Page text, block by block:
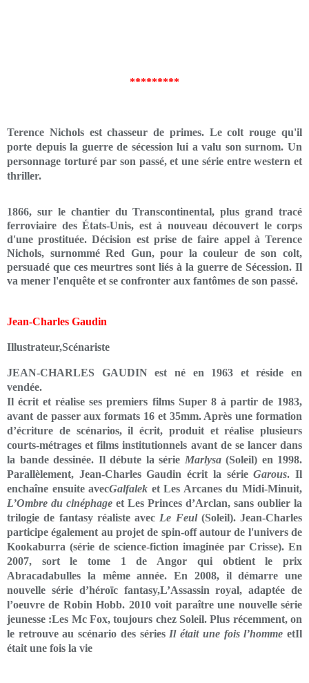
*********
Terence Nichols est chasseur de primes. Le colt rouge qu'il
porte depuis la guerre de sécession lui a valu son surnom. Un
personnage torturé par son passé, et une série entre western et
thriller.
1866, sur le chantier du Transcontinental, plus grand tracé
ferroviaire des États-Unis, est à nouveau découvert le corps
d'une prostituée. Décision est prise de faire appel à Terence
Nichols, surnommé Red Gun, pour la couleur de son colt,
persuadé que ces meurtres sont liés à la guerre de Sécession. Il
va mener l'enquête et se confronter aux fantômes de son passé.
Jean-Charles Gaudin
Illustrateur,Scénariste
JEAN-CHARLES GAUDIN est né en 1963 et réside en
vendée.
Il écrit et réalise ses premiers films Super 8 à partir de 1983,
avant de passer aux formats 16 et 35mm. Après une formation
d’écriture de scénarios, il écrit, produit et réalise plusieurs
courts-métrages et films institutionnels avant de se lancer dans
la bande dessinée. Il débute la série Marlysa (Soleil) en 1998.
Parallèlement, Jean-Charles Gaudin écrit la sérieGarous. Il
enchaîne ensuite avecGalfalek et Les Arcanes du Midi-Minuit,
L’Ombre du cinéphage et Les Princes d’Arclan, sans oublier la
trilogie de fantasy réaliste avec Le Feul (Soleil). Jean-Charles
participe également au projet de spin-off autour de l'univers de
Kookaburra (série de science-fiction imaginée par Crisse). En
2007, sort le tome 1 de Angor qui obtient le prix
Abracadabulles la même année. En 2008, il démarre une
nouvelle série d’héroïc fantasy,L’Assassin royal, adaptée de
l’oeuvre de Robin Hobb. 2010 voit paraître une nouvelle série
jeunesse :Les Mc Fox, toujours chez Soleil. Plus récemment, on
le retrouve au scénario des séries Il était une fois l’homme etIl
était une fois la vie